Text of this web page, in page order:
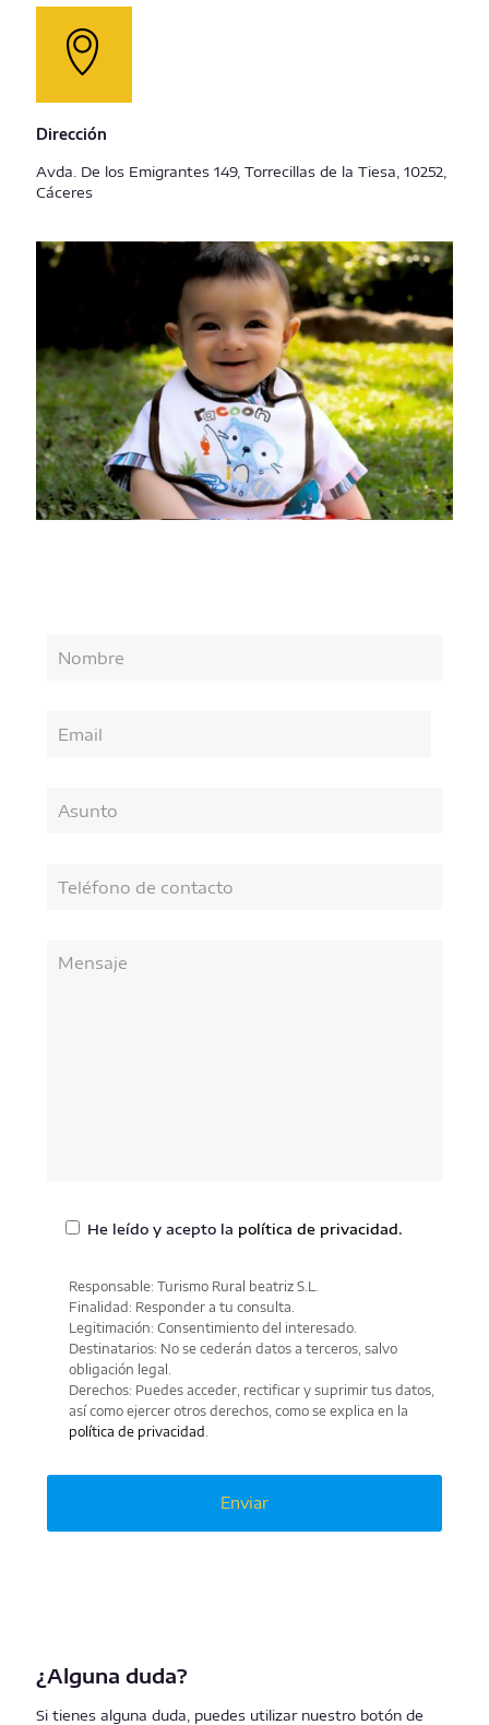
Dirección
Avda. De los Emigrantes 149, Torrecillas de la Tiesa, 10252,
Cáceres
He leído y acepto la política de privacidad.
Responsable: Turismo Rural beatriz S.L.
Finalidad: Responder a tu consulta.
Legitimación: Consentimiento del interesado.
Destinatarios: No se cederán datos a terceros, salvo
obligación legal.
Derechos: Puedes acceder, rectificar y suprimir tus datos,
así como ejercer otros derechos, como se explica en la
política de privacidad
¿Alguna duda?
Si tienes alguna duda, puedes utilizar nuestro botón de